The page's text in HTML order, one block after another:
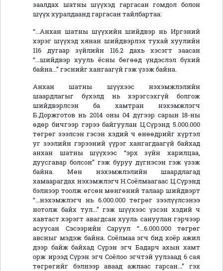
заалдах шатны шүүхэд гаргасан гомдол болон
шүүх хуралдаанд гаргасан тайлбартаа:
“...Анхан шатны шүүхийн шийдвэр нь Иргэний
хэрэг шүүхэд хянан шийдвэрлэх тухай хуулийн
116 дугаар зүйлийн 116.2 дахь хэсэгт заасан
“...шийдвэр хууль ёсны бөгөөд үндэслэл бүхий
байна...” гэснийг хангаагүй гэж үзэж байна.
Анхан шатны шүүхээс нэхэмжлэлийн
шаардлагыг бүхэлд нь хэрэгсэхгүй болгож
шийдвэрлсэн ба хамтран нэхэмжлэгч
Б.Доржготов нь 2014 оны 04 дүгээр сарын 18-ны
өдөр бичгээр гэрээ байгуулан Ц.Сүрэнд 5.000.000
төгрөг зээлсэн гэсэн хэдий ч өнөөдрийг хүртэл
уг зээлийн гэрээний үүрэг хангагдаагүй байхад
анхан шатны шүүхээс “эрх зүйн харилцаа,
дуусгавар болсон” гэж буруу дүгнэсэн гэж үзэж
байна. Мөн нэхэмжлэлийн шаардлагад
хамаарагдах нэхэмжлэгч Н.Соёлмаагаас Ц.Сүрэнд
бэлнээр тоолж өгсөн мөнгөний талаар шийдвэрт
“...нэхэмжлэгч нь 6.000.000 төгрөг зээлүүлсэнээ
нотолж байх тул...” гэж шүүхээс үзсэн хэдий ч
хавтаст хэрэгт авагдсан хууль сануулан гэрчээр
асуусан Сэсээрийн Саруул “...6.000.000 төгрөг
авсныг мэдэж байна. Соёлмаа эгч бид хоёр ажил
дээр байж байхад Сүрэн эгч Бадарч ахын хамт
орж ирээд Сүрэн эгч Соёлоо эгчтэй уулзаад 6 сая
төгрөгийг бэлнээр аваад ажлаас гарсан...” гэх